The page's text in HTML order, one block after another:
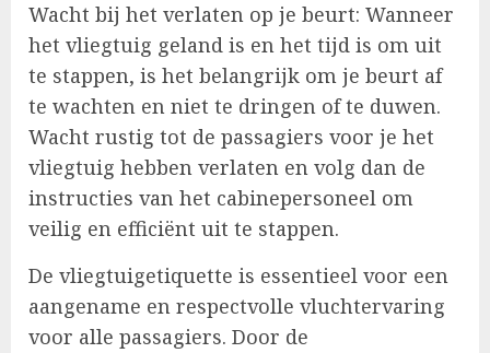
Wacht bij het verlaten op je beurt: Wanneer
het vliegtuig geland is en het tijd is om uit
te stappen, is het belangrijk om je beurt af
te wachten en niet te dringen of te duwen.
Wacht rustig tot de passagiers voor je het
vliegtuig hebben verlaten en volg dan de
instructies van het cabinepersoneel om
veilig en efficiënt uit te stappen.
De vliegtuigetiquette is essentieel voor een
aangename en respectvolle vluchtervaring
voor alle passagiers. Door de